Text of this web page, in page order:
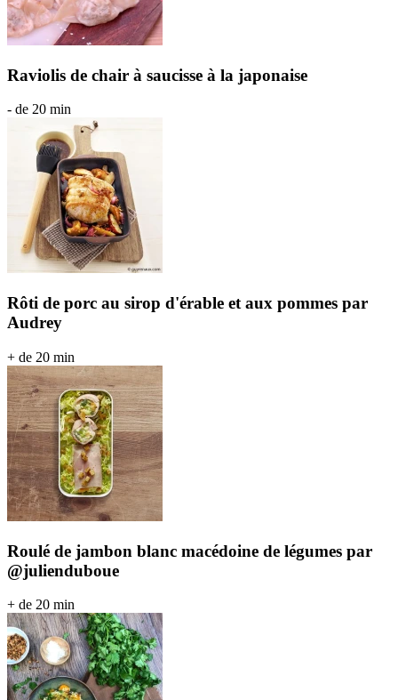
Raviolis de chair à saucisse à la japonaise
- de 20 min
Rôti de porc au sirop d'érable et aux pommes par
Audrey
+ de 20 min
Roulé de jambon blanc macédoine de légumes par
@julienduboue
+ de 20 min